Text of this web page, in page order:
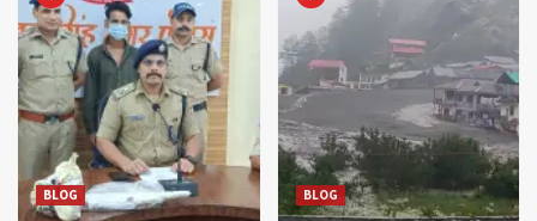
BLOG BLOG